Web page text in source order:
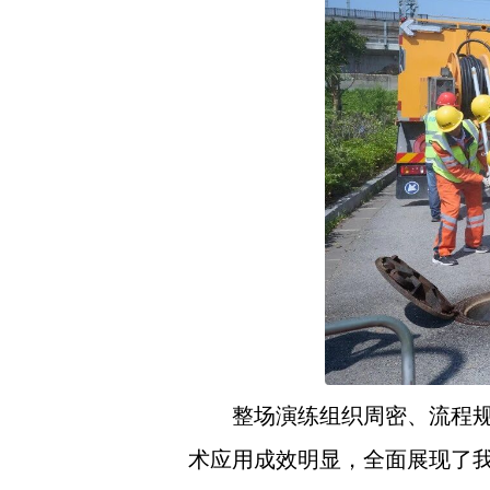
整场演练组织周密、流程
术应用成效明显，全面展现了